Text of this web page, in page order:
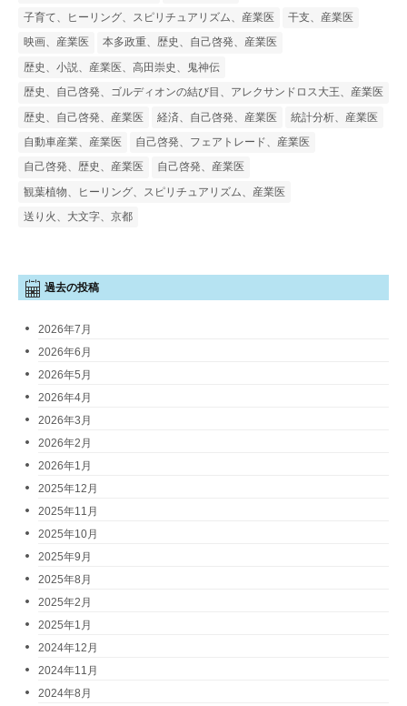
子育て、ヒーリング、スピリチュアリズム、産業医
干支、産業医
映画、産業医
本多政重、歴史、自己啓発、産業医
歴史、小説、産業医、高田崇史、鬼神伝
歴史、自己啓発、ゴルディオンの結び目、アレクサンドロス大王、産業医
歴史、自己啓発、産業医
経済、自己啓発、産業医
統計分析、産業医
自動車産業、産業医
自己啓発、フェアトレード、産業医
自己啓発、歴史、産業医
自己啓発、産業医
観葉植物、ヒーリング、スピリチュアリズム、産業医
送り火、大文字、京都
過去の投稿
2026年7月
2026年6月
2026年5月
2026年4月
2026年3月
2026年2月
2026年1月
2025年12月
2025年11月
2025年10月
2025年9月
2025年8月
2025年2月
2025年1月
2024年12月
2024年11月
2024年8月